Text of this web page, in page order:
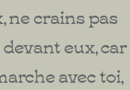
ne crains pas
eux, car
avec toi,